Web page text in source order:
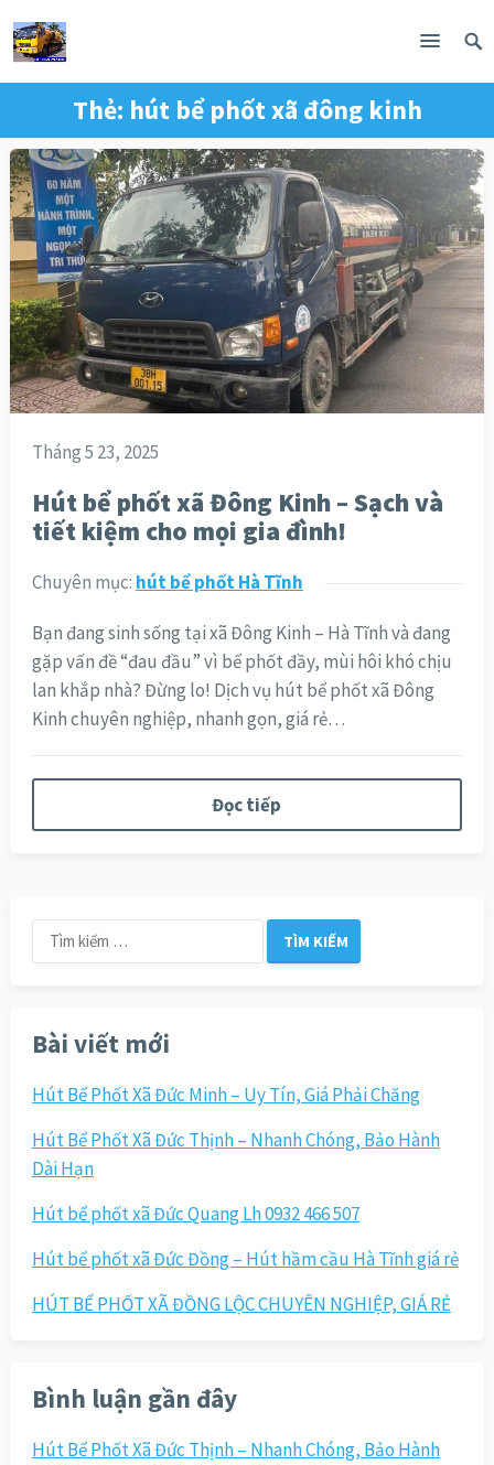
Thẻ: hút bể phốt xã đông kinh
Tháng 5 23, 2025
Hút bể phốt xã Đông Kinh – Sạch và
tiết kiệm cho mọi gia đình!
Chuyên mục: hút bể phốt Hà Tĩnh
Bạn đang sinh sống tại xã Đông Kinh – Hà Tĩnh và đang
gặp vấn đề “đau đầu” vì bể phốt đầy, mùi hôi khó chịu
lan khắp nhà? Đừng lo! Dịch vụ hút bể phốt xã Đông
Kinh chuyên nghiệp, nhanh gọn, giá rẻ…
Đọc tiếp
Tìm
kiếm
Bài viết mới
Hút Bể Phốt Xã Đức Minh – Uy Tín, Giá Phải Chăng
Hút Bể Phốt Xã Đức Thịnh – Nhanh Chóng, Bảo Hành
Dài Hạn
Hút bể phốt xã Đức Quang Lh 0932 466 507
Hút bể phốt xã Đức Đồng – Hút hầm cầu Hà Tĩnh giá rẻ
HÚT BỂ PHỐT XÃ ĐỒNG LỘC CHUYÊN NGHIỆP, GIÁ RẺ
Bình luận gần đây
Hút Bể Phốt Xã Đức Thịnh – Nhanh Chóng, Bảo Hành